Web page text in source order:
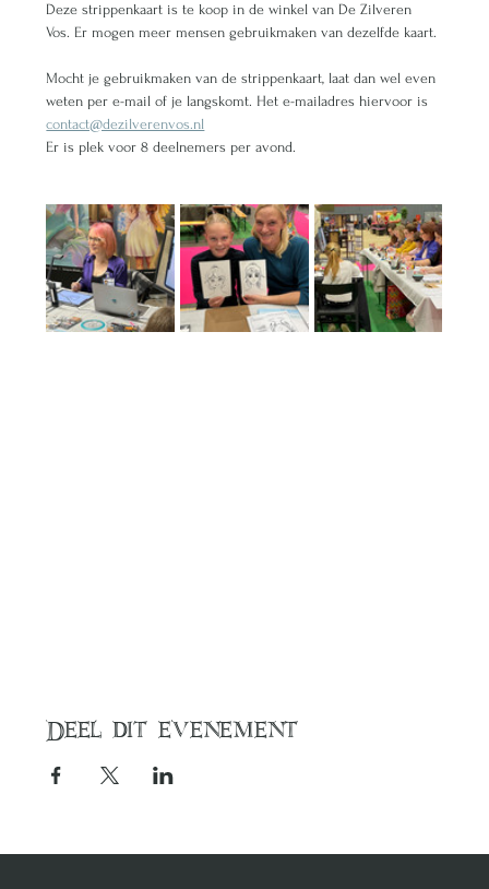
Deze strippenkaart is te koop in de winkel van De Zilveren
Vos. Er mogen meer mensen gebruikmaken van dezelfde kaart.
Mocht je gebruikmaken van de strippenkaart, laat dan wel even
weten per e-mail of je langskomt. Het e-mailadres hiervoor is
contact@dezilverenvos.nl
Er is plek voor 8 deelnemers per avond.
Deel dit evenement